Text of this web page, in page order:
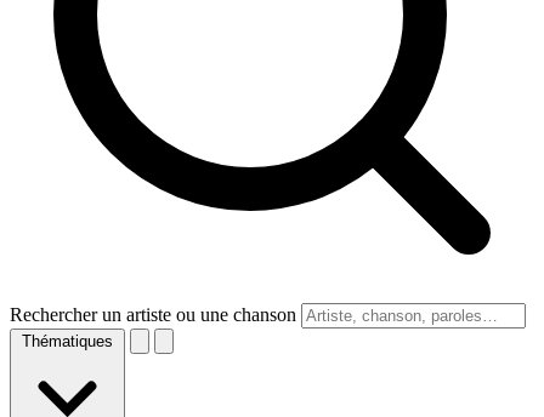
Rechercher un artiste ou une chanson
Thématiques